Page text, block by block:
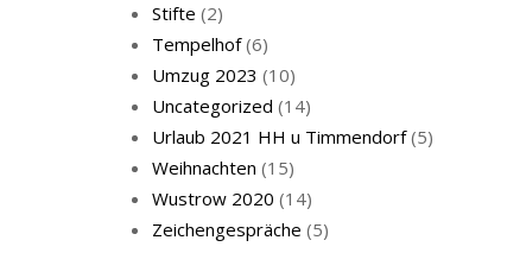
Stifte (2)
Tempelhof(6)
Umzug 2023 (10)
Uncategorized (14)
Urlaub 2021 HH u Timmendorf(5)
Weihnachten (15)
Wustrow 2020 (14)
Zeichengespräche (5)